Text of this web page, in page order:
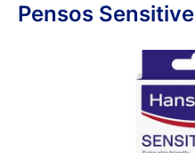
Pensos Sensitive